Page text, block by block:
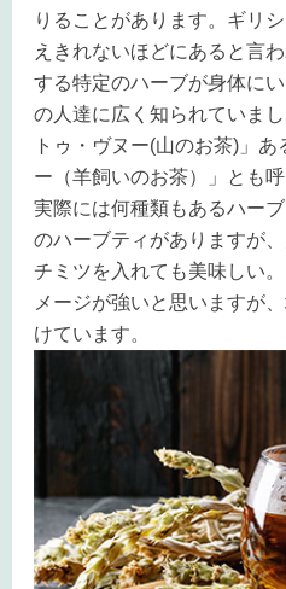
りることがあります。ギリ
えきれないほどにあると言
する特定のハーブが身体に
の人達に広く知られていま
トゥ・ヴヌー(山のお茶) 」
ー（羊飼いのお茶）」とも呼
実際には何種類もあるハー
のハーブティがありますが
チミツを入れても美味しい
メージが強いと思いますが
けています。